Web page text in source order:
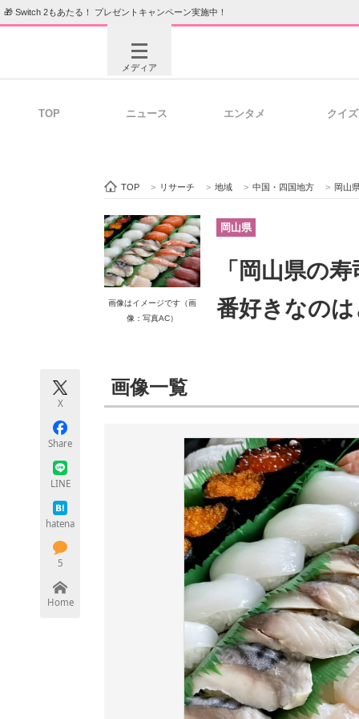
🎁 Switch 2もあたる！ プレゼントキャンペーン実施中！
メディア
ビジネスと働き方のヒント
ITエンジニア向け専門サイト
ちょっと気になるネットの話題
TOP ニュース エンタメ クイズ
TOP > リサーチ > 地域 > 中国・四国地方 > 岡山
画像はイメージです（画
像：写真AC）
岡山県
「岡山県の
番好きなの
X
Share
LINE
hatena
5
Home
画像一覧